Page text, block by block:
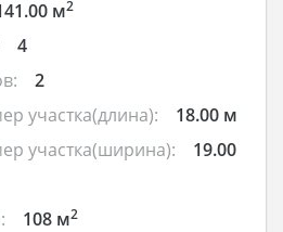
м2
4
2
участка(длина):
18.00 м
участка(ширина):
19.00
108 м2